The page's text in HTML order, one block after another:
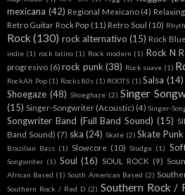
mexicana (42) Regional Mexicano (4) Relaxing
Retro Guitar Rock Pop (11) Retro Soul (10)
Rock (130) rock alternativo (15) Rock
indie (1) rock latino (1) Rock modern (1) Rock N
progresivo (6) rock punk (38) Rock suave (1)
RockAlt Pop (1) Rocks 80s (1) ROOTS (1) Salsa (14)
Shoegaze (48) Shoeghaze (2) Singer
(15) Singer-Songwriter (Acoustic) (4) Singer-
Songwriter Band (Full Band Sound) (15)
Band Sound) (7) ska (24) Skate (2) Skate Punk
Brazilian Bass (1) Slowcore (10) Sludge (1)
Songwriter (1) Soul (16) SOUL ROCK (9)
African Based (1) South American Based (2)
Southern Rock / Red D (2) Southern Rock /